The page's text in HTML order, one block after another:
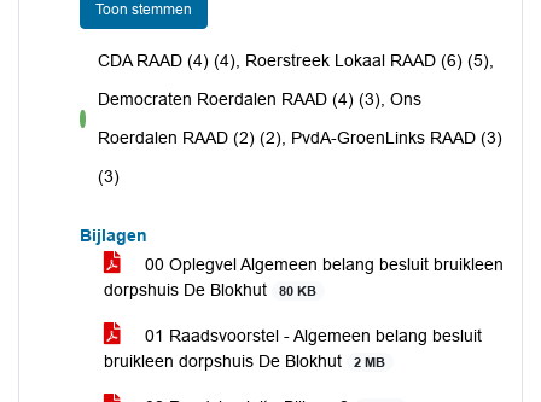
Toon stemmen
voor
CDA RAAD (4) (4), Roerstreek Lokaal RAAD (6) (5),
Democraten Roerdalen RAAD (4) (3), Ons
Roerdalen RAAD (2) (2), PvdA-GroenLinks RAAD (3)
(3)
Bijlagen
00 Oplegvel Algemeen belang besluit bruikleen
dorpshuis De Blokhut
80 KB
01 Raadsvoorstel - Algemeen belang besluit
bruikleen dorpshuis De Blokhut
2 MB